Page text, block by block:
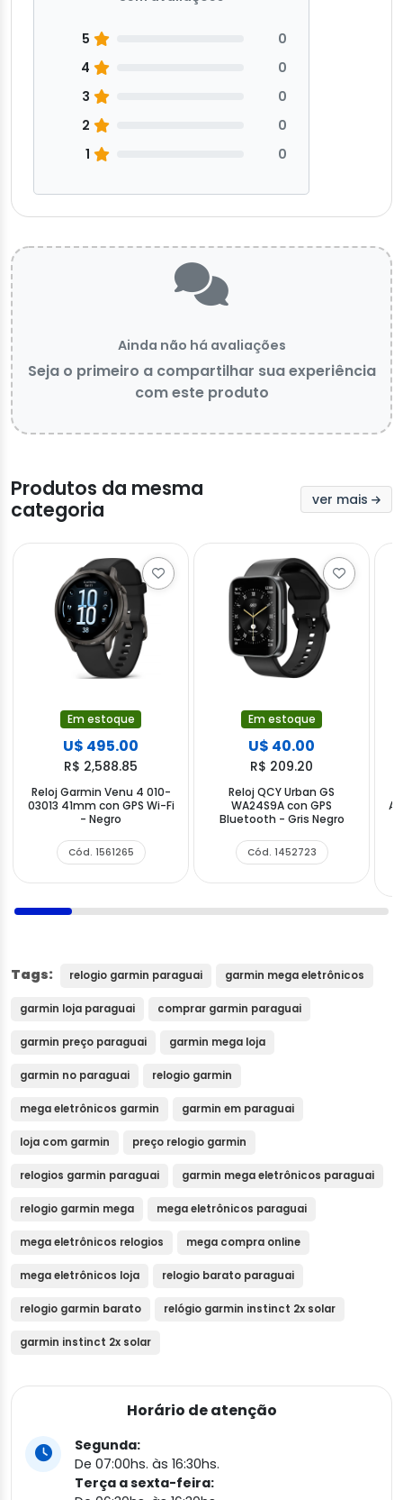
5
0
4
0
3
0
2
0
1
0
Ainda não há avaliações
Seja o primeiro a compartilhar sua experiência
com este produto
Produtos da mesma
categoria
ver mais
Em estoque
U$ 495.00
R$ 2,588.85
Reloj Garmin Venu 4 010-
03013 41mm con GPS Wi-Fi
- Negro
Cód. 1561265
Em estoque
U$ 40.00
R$ 209.20
Reloj QCY Urban GS
WA24S9A con GPS
Bluetooth - Gris Negro
Cód. 1452723
Tags: relogio garmin paraguai garmin mega eletrônicos
garmin loja paraguai comprar garmin paraguai
garmin preço paraguai garmin mega loja
garmin no paraguai relogio garmin
mega eletrônicos garmin garmin em paraguai
loja com garmin preço relogio garmin
relogios garmin paraguai garmin mega eletrônicos paraguai
relogio garmin mega mega eletrônicos paraguai
mega eletrônicos relogios mega compra online
mega eletrônicos loja relogio barato paraguai
relogio garmin barato relógio garmin instinct 2x solar
garmin instinct 2x solar
Horário de atenção
Segunda:
De 07:00hs. às 16:30hs.
Terça a sexta-feira: